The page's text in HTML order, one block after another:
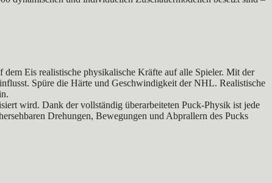
Eis realistische physikalische Kräfte auf alle Spieler. Mit der
Spüre die Härte und Geschwindigkeit der NHL. Realistische
wird. Dank der vollständig überarbeiteten Puck-Physik ist jede
Drehungen, Bewegungen und Abprallern des Pucks